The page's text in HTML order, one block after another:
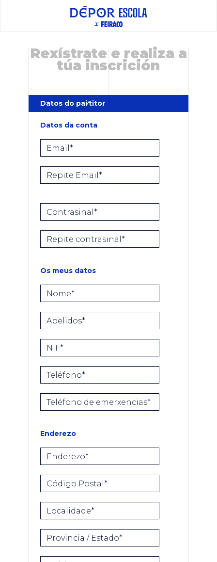
Rexístrate e realiza a
túa inscrición
Datos do pai⁄titor
Datos da conta
Email*
Repite Email*
Contrasinal*
Repite contrasinal*
Os meus datos
Nome*
Apelidos*
NIF*
Teléfono*
Teléfono de emerxencias*
Enderezo
Enderezo*
Código Postal*
Localidade*
Provincia / Estado*